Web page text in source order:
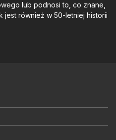
lub podnosi to, co znane,
jest również w 50-letniej historii